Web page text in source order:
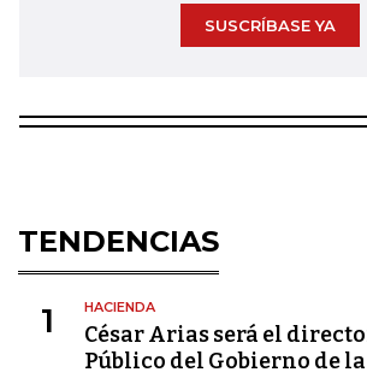
SUSCRÍBASE YA
TENDENCIAS
1 HACIENDA
César Arias será el
Público del Gobierno de